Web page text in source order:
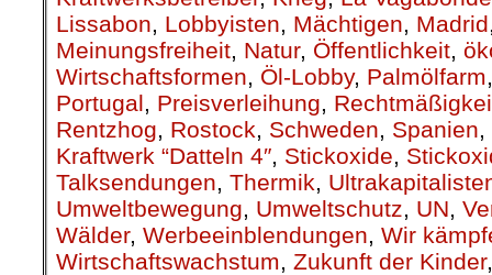
Lissabon, Lobbyisten, Mächtigen, Madrid
Meinungsfreiheit, Natur, Öffentlichkeit,
Wirtschaftsformen, Öl-Lobby, Palmölfarm
Portugal, Preisverleihung,
Rentzhog, Rostock, Schweden, Spanien,
Kraftwerk “Datteln 4″, Stickoxide,
Talksendungen, Thermik,
Umweltbewegung, Umweltschutz, UN,
Wälder, Werbeeinblendungen, Wir
Wirtschaftswachstum, Zukunft der Kinder